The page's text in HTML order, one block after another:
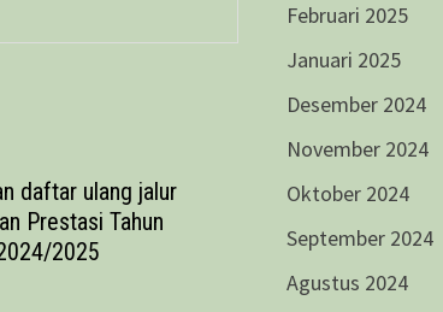
daftar ulang jalur
Prestasi Tahun
2025
Februari 2025
Januari 2025
Desember 2024
November 2024
Oktober 2024
September 2024
Agustus 2024